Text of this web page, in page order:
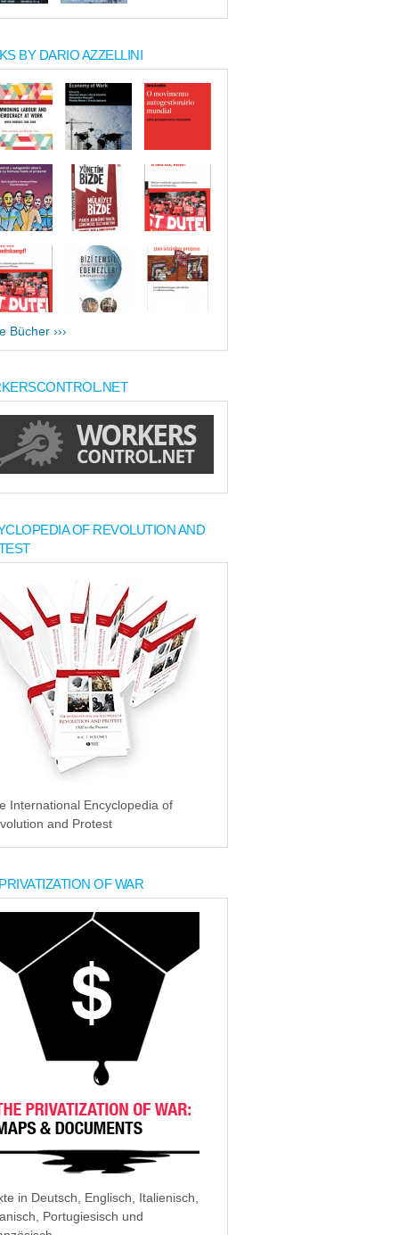
BY DARIO AZZELLINI
Bücher ›››
OF REVOLUTION AND
International Encyclopedia of
and Protest
OF WAR
in Deutsch, Englisch, Italienisch,
Portugiesisch und